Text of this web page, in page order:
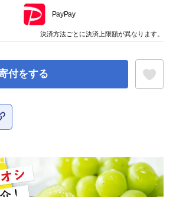
付をする
PayPay
決済方法ごとに決済上限額が異なります。